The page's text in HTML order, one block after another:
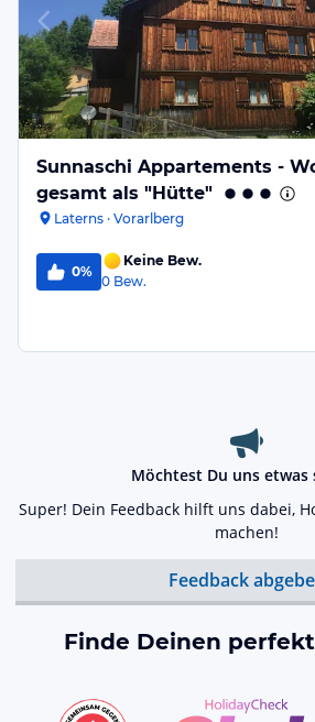
Sunnaschi Appartements -
gesamt als "Hütte"
Laterns · Vorarlberg
0%
Keine Bew.
0 Bew.
Möchtest Du uns etwas
Super! Dein Feedback hilft uns dabei,
machen!
Feedback
Finde Deinen